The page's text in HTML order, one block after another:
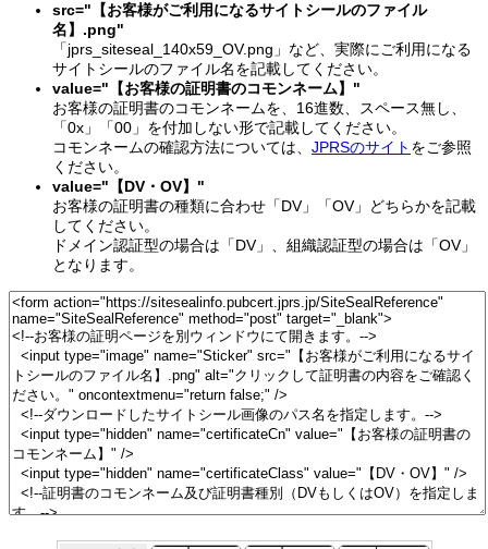
src="【お客様がご利用になるサイトシールのファイル
名】.png"
「jprs_siteseal_140x59_OV.png」など、実際にご利用になる
サイトシールのファイル名を記載してください。
value="【お客様の証明書のコモンネーム】"
お客様の証明書のコモンネームを、16進数、スペース無し、
「0x」「00」を付加しない形で記載してください。
コモンネームの確認方法については、 JPRSのサイト をご参照
ください。
value="【DV・OV】"
お客様の証明書の種類に合わせ「DV」「OV」どちらかを記載
してください。
ドメイン認証型の場合は「DV」、組織認証型の場合は「OV」
となります。